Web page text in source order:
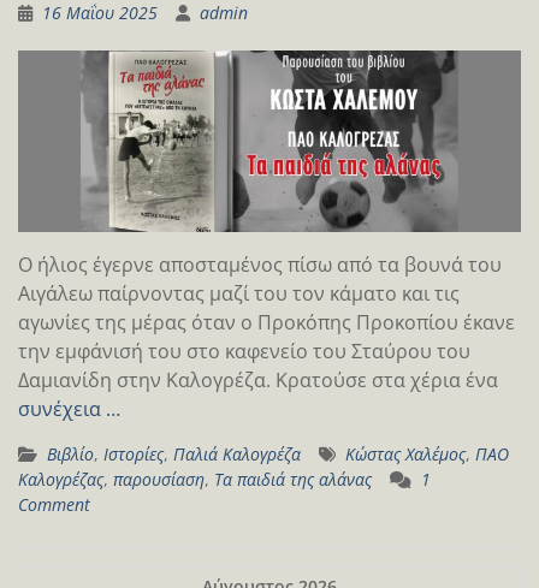
16 Μαΐου 2025 admin
Ο ήλιος έγερνε αποσταμένος πίσω από τα βουνά του
Αιγάλεω παίρνοντας μαζί του τον κάματο και τις
αγωνίες της μέρας όταν ο Προκόπης Προκοπίου έκανε
την εμφάνισή του στο καφενείο του Σταύρου του
Δαμιανίδη στην Καλογρέζα. Κρατούσε στα χέρια ένα
συνέχεια …
Βιβλίο, Ιστορίες, Παλιά Καλογρέζα Κώστας Χαλέμος, ΠΑΟ
Καλογρέζας, παρουσίαση, Τα παιδιά της αλάνας
1
Comment